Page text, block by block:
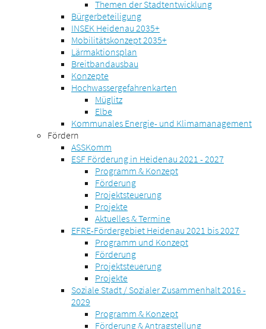
Themen der Stadtentwicklung
Bürgerbeteiligung
INSEK Heidenau 2035+
Mobilitätskonzept 2035+
Lärmaktionsplan
Breitbandausbau
Konzepte
Hochwassergefahrenkarten
Müglitz
Elbe
Kommunales Energie- und Klimamanagement
Fördern
ASSKomm
ESF Förderung in Heidenau 2021 - 2027
Programm & Konzept
Förderung
Projektsteuerung
Projekte
Aktuelles & Termine
EFRE-Fördergebiet Heidenau 2021 bis 2027
Programm und Konzept
Förderung
Projektsteuerung
Projekte
Soziale Stadt / Sozialer Zusammenhalt 2016 -
2029
Programm & Konzept
Förderung & Antragstellung